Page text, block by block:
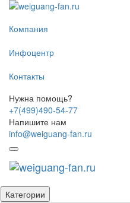
Компания
Инфоцентр
Контакты
Нужна помощь?
+7(499)490-54-77
Напишите нам
info@weiguang-fan.ru
Категории